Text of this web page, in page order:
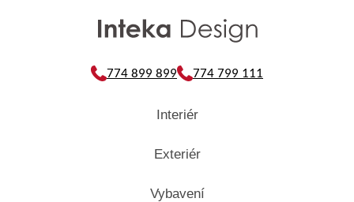
774 899 899 774 799 111
Interiér
Exteriér
Vybavení